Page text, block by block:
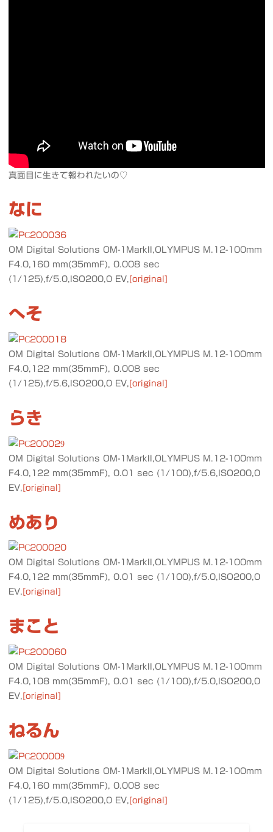
真面目に生きて報われたいの♡
なに
OM Digital Solutions OM-1MarkII,OLYMPUS M.12-100mm
F4.0,160 mm(35mmF), 0.008 sec
(1/125),f/5.0,ISO200,0 EV, [original]
へそ
OM Digital Solutions OM-1MarkII,OLYMPUS M.12-100mm
F4.0,122 mm(35mmF), 0.008 sec
(1/125),f/5.6,ISO200,0 EV, [original]
らき
OM Digital Solutions OM-1MarkII,OLYMPUS M.12-100mm
F4.0,122 mm(35mmF), 0.01 sec (1/100),f/5.6,ISO200,0
EV, [original]
めあり
OM Digital Solutions OM-1MarkII,OLYMPUS M.12-100mm
F4.0,122 mm(35mmF), 0.01 sec (1/100),f/5.0,ISO200,0
EV, [original]
まこと
OM Digital Solutions OM-1MarkII,OLYMPUS M.12-100mm
F4.0,108 mm(35mmF), 0.01 sec (1/100),f/5.0,ISO200,0
EV, [original]
ねるん
OM Digital Solutions OM-1MarkII,OLYMPUS M.12-100mm
F4.0,160 mm(35mmF), 0.008 sec
(1/125),f/5.0,ISO200,0 EV,[original]